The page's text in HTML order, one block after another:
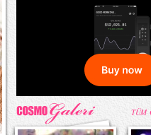
TÜM